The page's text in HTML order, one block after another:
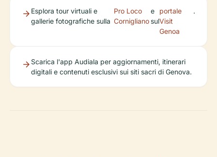
Esplora tour virtuali e
gallerie fotografiche sulla
Pro Loco
Cornigliano
e
sul
portale
Visit
Genoa
.
Scarica l'app Audiala per aggiornamenti, itinerari
digitali e contenuti esclusivi sui siti sacri di Genova.